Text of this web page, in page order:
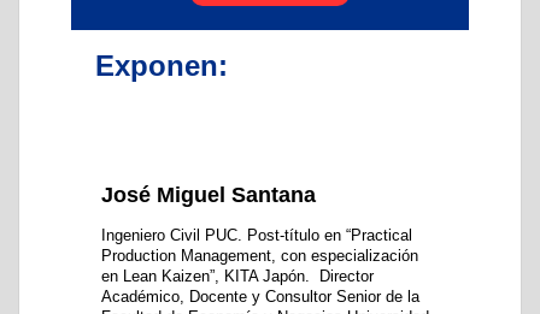
Exponen:
José Miguel Santana
Ingeniero Civil PUC. Post-título en “Practical
Production Management, con especialización
en Lean Kaizen”, KITA Japón. Director
Académico, Docente y Consultor Senior de la